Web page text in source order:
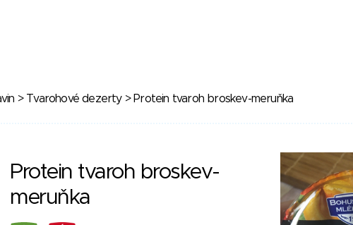
> Tvarohové dezerty> Protein tvaroh broskev-meruňka
Protein tvaroh broskev-
meruňka